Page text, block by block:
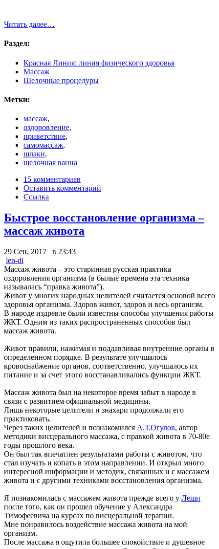
Читать далее…
Раздел:
Красная Линия: линия физического здоровья
Массаж
Щелочные процедуры
Метки:
массаж,
оздоровление,
приветствие,
самомассаж,
шлаки,
щелочная ванна
15 комментариев
Оставить комментарий
Ссылка
Быстрое восстановление организма –
массаж живота
29 Сен, 2017 в 23:43
len-di
Массаж живота – это старинная русская практика
оздоровления организма (в былые времена эта техника
называлась “правка живота”).
Живот у многих народных целителей считается основой всего
здоровья организма. Здоров живот, здоров и весь организм.
В народе издревле были известны способы улучшения работы
ЖКТ. Одним из таких распространенных способов был
массаж живота.
Живот правили, нажимая и поддавливая внутренние органы в
определенном порядке. В результате улучшалось
кровоснабжение органов, соответственно, улучшалось их
питание и за счет этого восстанавливались функции ЖКТ.
Массаж живота был на некоторое время забыт в народе в
связи с развитием официальной медицины.
Лишь некоторые целители и знахари продолжали его
практиковать.
Через таких целителей и познакомился А.Т.Огулов, автор
методики висцерального массажа, с правкой живота в 70-80е
годы прошлого века.
Он был так впечатлен результатами работы с животом, что
стал изучать и копать в этом направлении. И открыл много
интересной информации и методик, связанных и с массажем
живота и с другими техниками восстановления организма.
Я познакомилась с массажем живота прежде всего у Леши
после того, как он прошел обучение у Александра
Тимофеевича на курсах по висцеральной терапии.
Мне понравилось воздействие массажа живота на мой
организм.
После массажа я ощутила большее спокойствие и душевное